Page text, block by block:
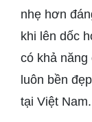
nhẹ hơn
khi lên dốc
có khả
luôn bền
tại Việt Nam.